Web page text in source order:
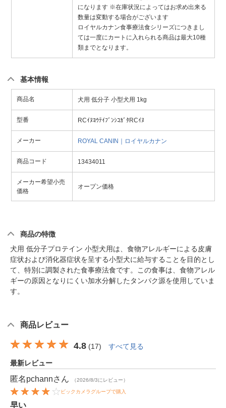
になります ※在庫状況によってはお求め出来る
数量は変動する場合がございます
ロイヤルカナン食事療法食シリーズにつきまし
ては一度にカートに入れられる商品は最大10種
類までとなります。
基本情報
商品名 犬用 低分子 小型犬用 1kg
型番 RCｲﾇﾖｳﾃｲﾌﾞﾝｼｺｶﾞﾀRCｲﾇ
メーカー ROYAL CANIN｜ロイヤルカナン
商品コード 13434011
メーカー希望小売
価格
オープン価格
商品の特徴
犬用 低分子プロテイン 小型犬用は、食物アレルギーによる皮膚
症状および消化器症状を呈する小型犬に給与することを目的とし
て、特別に調製された食事療法食です。この食事は、食物アレル
ギーの原因となりにくい加水分解したタンパク源を使用していま
す。
商品レビュー
4.8 (17) すべて見る
最新レビュー
匿名pchannさん （2026/8/3にレビュー）
ビックカメラグループで購入
早い